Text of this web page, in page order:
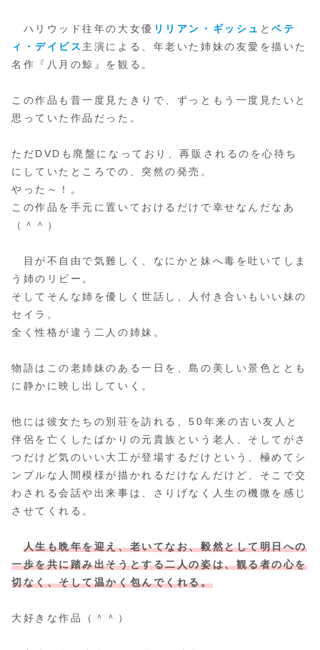
ハリウッド往年の大女優 リリアン・ギッシュ とベテ
ィ・デイビス 主演による、年老いた姉妹の友愛を描いた
名作『八月の鯨』を観る。
この作品も昔一度見たきりで、ずっともう一度見たいと
思っていた作品だった。
ただDVDも廃盤になっており、再販されるのを心待ち
にしていたところでの、突然の発売。
やった～！。
この作品を手元に置いておけるだけで幸せなんだなあ
（＾＾）
目が不自由で気難しく、なにかと妹へ毒を吐いてしま
う姉のリビー。
そしてそんな姉を優しく世話し、人付き合いもいい妹の
セイラ。
全く性格が違う二人の姉妹。
物語はこの老姉妹のある一日を、島の美しい景色ととも
に静かに映し出していく。
他には彼女たちの別荘を訪れる、50年来の古い友人と
伴侶を亡くしたばかりの元貴族という老人、そしてがさ
つだけど気のいい大工が登場するだけという、極めてシ
ンプルな人間模様が描かれるだけなんだけど、そこで交
わされる会話や出来事は、さりげなく人生の機微を感じ
させてくれる。
人生も晩年を迎え、老いてなお、毅然として明日への
一歩を共に踏み出そうとする二人の姿は、観る者の心を
切なく、そして温かく包んでくれる。
大好きな作品（＾＾）